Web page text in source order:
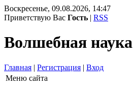
Воскресенье, 09.08.2026, 14:47
Приветствую Вас Гость | RSS
Волшебная наука
Главная | Регистрация | Вход
Меню сайта